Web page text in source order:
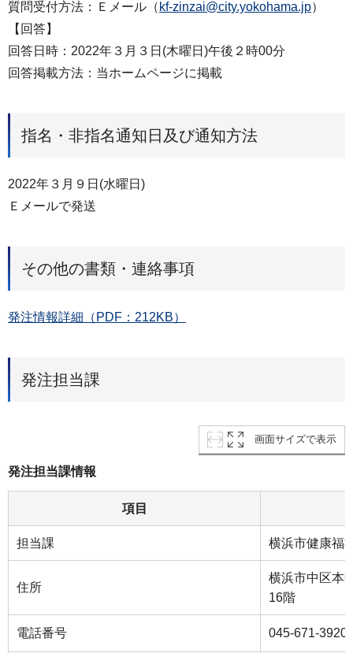
質問受付方法：Ｅメール（ kf-zinzai@city.yokohama.jp）
【回答】
回答日時：2022年３月３日(木曜日)午後２時00分
回答掲載方法：当ホームページに掲載
指名・非指名通知日及び通知方法
2022年３月９日(水曜日)
Ｅメールで発送
その他の書類・連絡事項
発注情報詳細（PDF：212KB）
発注担当課
画面サイズで表示
発注担当課情報
項目
担当課 横浜市健康福
住所
横浜市中区本
16階
電話番号 045-671-3920